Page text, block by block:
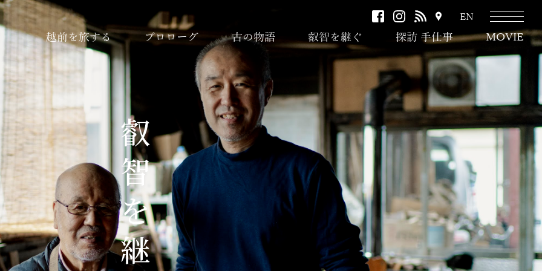
facebookinstagram
RSS
ク
セ
ス
EN
越前を旅する プロローグ 古の物語 叡智を継ぐ 探訪 手仕事 MOVIE